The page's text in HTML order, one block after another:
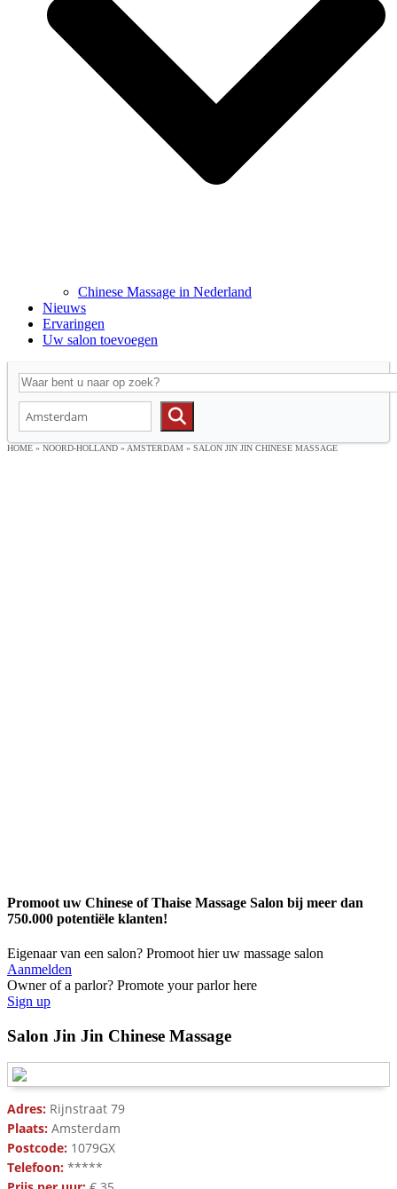
Chinese Massage in Nederland
Nieuws
Ervaringen
Uw salon toevoegen
HOME » NOORD-HOLLAND »AMSTERDAM » SALON JIN JIN CHINESE MASSAGE
Promoot uw Chinese of Thaise Massage Salon bij meer dan
750.000 potentiële klanten!
Eigenaar van een salon? Promoot hier uw massage salon
Aanmelden
Owner of a parlor? Promote your parlor here
Sign up
Salon Jin Jin Chinese Massage
Adres: Rijnstraat 79
Plaats: Amsterdam
Postcode: 1079GX
Telefoon: *****